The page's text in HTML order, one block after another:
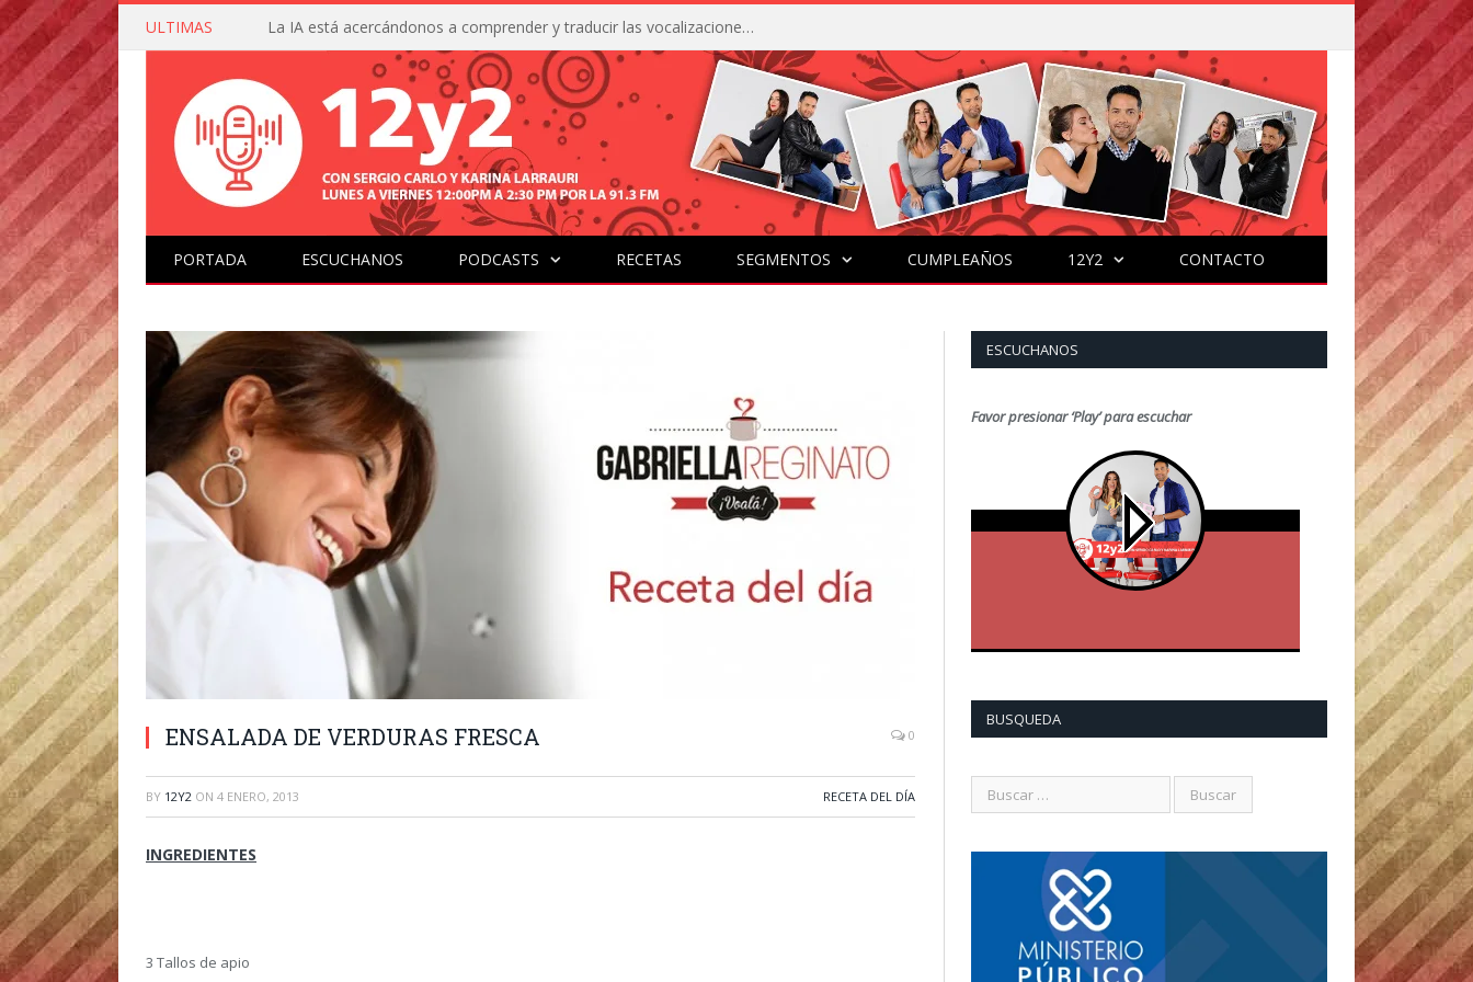
ULTIMAS La IA está acercándonos a comprender y traducir las vocalizaciones y comportamientos de nuestras mascotas
PORTADA ESCUCHANOS PODCASTS RECETAS SEGMENTOS CUMPLEAÑOS 12Y2 CONTACTO
ENSALADA DE VERDURAS FRESCA 0
BY 12Y2 ON 4 ENERO, 2013 RECETA DEL DÍA
INGREDIENTES
3 Tallos de apio
ESCUCHANOS
Favor presionar ‘Play’ para escuchar
BUSQUEDA